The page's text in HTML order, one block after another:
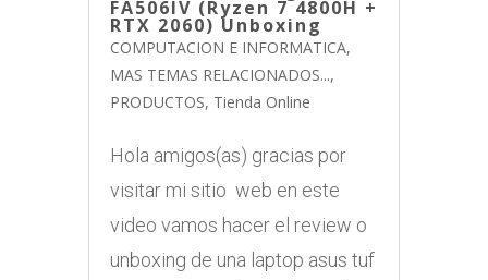
FA506IV (Ryzen 7 4800H +
RTX 2060) Unboxing
COMPUTACION E INFORMATICA,
MAS TEMAS RELACIONADOS...,
PRODUCTOS, Tienda Online
Hola amigos(as) gracias por
visitar mi sitio web en este
video vamos hacer el review o
unboxing de una laptop asus tuf